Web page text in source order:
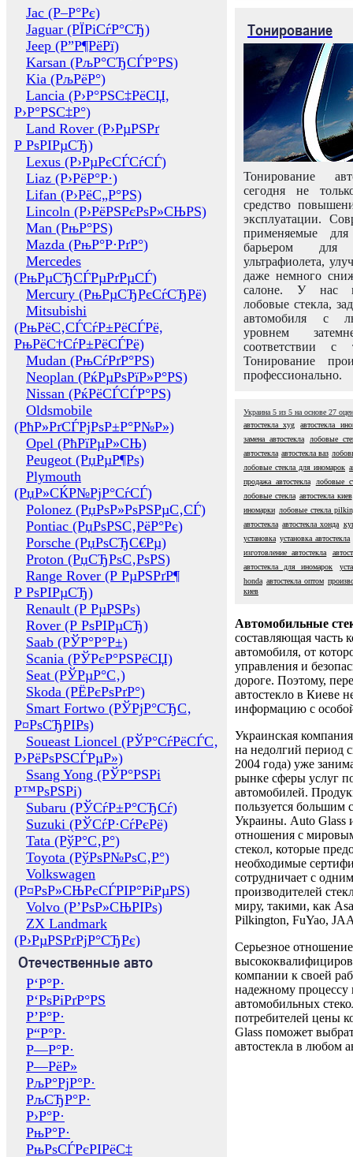
Jac (Р–Р°Рє)
Jaguar (РЇРіСѓР°СЂ)
Jeep (Р”Р¶РёРї)
Karsan (РљР°СЂСЃР°РЅ)
Kia (РљРёР°)
Lancia (Р›Р°РЅС‡РёСЏ,
Р›Р°РЅС‡Р°)
Land Rover (Р›РµРЅРґ
Р РѕРІРµСЂ)
Lexus (Р›РµРєСЃСѓСЃ)
Liaz (Р›РёР°Р·)
Lifan (Р›РёС„Р°РЅ)
Lincoln (Р›РёРЅРєРѕР»СЊРЅ)
Man (РњР°РЅ)
Mazda (РњР°Р·РґР°)
Mercedes
(РњРµСЂСЃРµРґРµСЃ)
Mercury (РњРµСЂРєСѓСЂРё)
Mitsubishi
(РњРёС‚СЃСѓР±РёСЃРё,
РњРёС†СѓР±РёСЃРё)
Mudan (РњСѓРґР°РЅ)
Neoplan (РќРµРѕРїР»Р°РЅ)
Nissan (РќРёСЃСЃР°РЅ)
Oldsmobile
(РћР»РґСЃРјРѕР±Р°Р№Р»)
Opel (РћРїРµР»СЊ)
Peugeot (РџРµР¶Рѕ)
Plymouth
(РџР»СЌР№РјР°СѓСЃ)
Polonez (РџРѕР»РѕРЅРµС‚СЃ)
Pontiac (РџРѕРЅС‚РёР°Рє)
Porsche (РџРѕСЂС€Рµ)
Proton (РџСЂРѕС‚РѕРЅ)
Range Rover (Р РµРЅРґР¶
Р РѕРІРµСЂ)
Renault (Р РµРЅРѕ)
Rover (Р РѕРІРµСЂ)
Saab (РЎР°Р°Р±)
Scania (РЎРєР°РЅРёСЏ)
Seat (РЎРµР°С‚)
Skoda (РЁРєРѕРґР°)
Smart Fortwo (РЎРјР°СЂС‚
Р¤РѕСЂРІРѕ)
Soueast Lioncel (РЎР°СѓРёСЃС‚
Р›РёРѕРЅСЃРµР»)
Ssang Yong (РЎР°РЅРі
Р™РѕРЅРі)
Subaru (РЎСѓР±Р°СЂСѓ)
Suzuki (РЎСѓР·СѓРєРё)
Tata (РўР°С‚Р°)
Toyota (РўРѕР№РѕС‚Р°)
Volkswagen
(Р¤РѕР»СЊРєСЃРІР°РіРµРЅ)
Volvo (Р’РѕР»СЊРІРѕ)
ZX Landmark
(Р›РµРЅРґРјР°СЂРє)
Отечественные авто
Р‘Р°Р·
Р‘РѕРіРґР°РЅ
Р’Р°Р·
Р“Р°Р·
Р—Р°Р·
Р—РёР»
РљР°РјР°Р·
РљСЂР°Р·
Р›Р°Р·
РњР°Р·
РњРѕСЃРєРІРёС‡
Тонирование
Тонирование
сегодня не
средство
эксплуатации.
применяемые
барьером для
ультрафиолета,
даже немного
салоне. У нас
лобовые стекла,
автомобиля с
уровнем
соответствии с
Тонирование
профессионально.
Украина 5 из 5 на основе 27
автостекла xyg
автостекла
замена автостекла
лобовые
автостекла автостекла ваз
лобовые стекла для иномарок
продажа автостекла
лобовые
лобовые стекла автостекла киев
иномарки лобовые стекла
автостекла автостекла хонда
установка установка автостекла
изготовление автостекла
автостекла для иномарок
honda автостекла оптом
киев
Автомобильные
составляющая часть
автомобиля, от
управления и
дороге. Поэтому,
автостекло в Киеве
информацию с
Украинская
на недолгий период
2004 года) уже
рынке сферы услуг
автомобилей.
пользуется большим
Украины. Auto Glass
отношения с
стекол, которые
необходимые
сотрудничает с
производителей
миру, такими, как
Pilkington, FuYao,
Серьезное отношение
компании к своей
надежному процессу
автомобильных
потребителей цены
Glass поможет
автостекла в любом